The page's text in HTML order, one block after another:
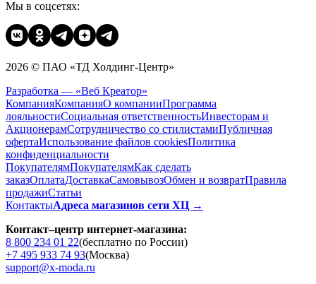
Мы в соцсетях:
2026 © ПАО «ТД Холдинг-Центр»
Разработка — «Веб Креатор»
КомпанияКомпанияО компанииПрограмма
лояльностиСоциальная ответственностьИнвесторам и
АкционерамСотрудничество со стилистамиПубличная
офертаИспользование файлов cookiesПолитика
конфиденциальности
ПокупателямПокупателямКак сделать
заказОплатаДоставкаCамовывозОбмен и возвратПравила
продажиСтатьи
КонтактыАдреса магазинов сети ХЦ →
Контакт–центр интернет-магазина:
8 800 234 01 22(бесплатно по России)
+7 495 933 74 93(Москва)
support@x-moda.ru